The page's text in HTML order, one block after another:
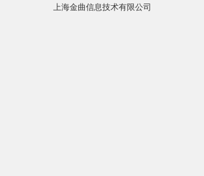
上海金曲信息技术有限公司